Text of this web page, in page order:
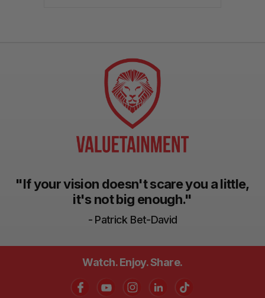
"If your vision doesn't scare you a little,
it's not big enough."
- Patrick Bet-David
Watch. Enjoy. Share.